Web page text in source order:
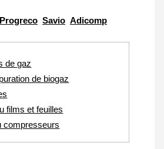
Progreco Savio Adicomp
de gaz
de biogaz
films et feuilles
compresseurs